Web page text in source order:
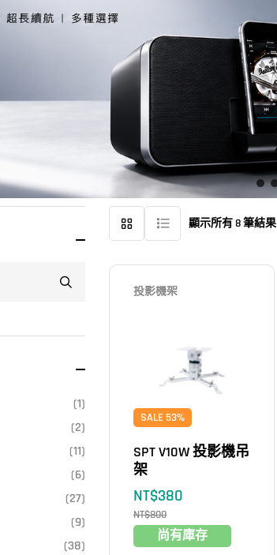
顯示所有 8 筆結果
投影機架
SALE 53%
SPT V10W 投影機吊
架
NT$800
NT$380
尚有庫存
(1)
(2)
(11)
(6)
(27)
(9)
(38)